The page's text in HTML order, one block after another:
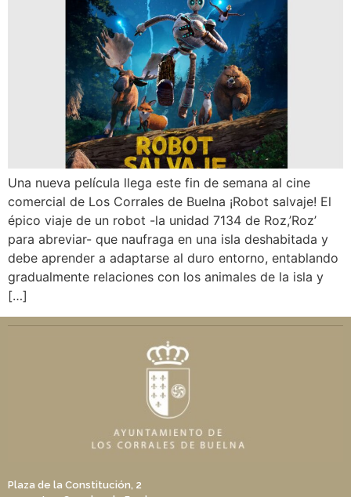
Una nueva película llega este fin de semana al cine
comercial de Los Corrales de Buelna ¡Robot salvaje! El
épico viaje de un robot -la unidad 7134 de Roz,’Roz’
para abreviar- que naufraga en una isla deshabitada y
debe aprender a adaptarse al duro entorno, entablando
gradualmente relaciones con los animales de la isla y
[…]
Plaza de la Constitución, 2